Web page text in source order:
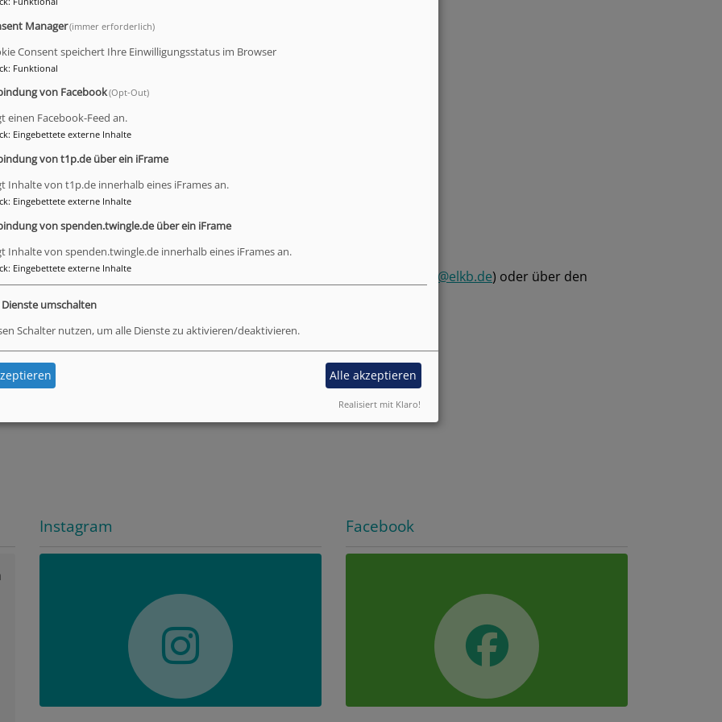
an verschiedenen Schulen)
Simon, Herma Vogel
für Sie telefonisch (Tel.: 0921 596313), per E-Mail ( mav.dek.bayreuth@elkb.de) oder über den
95444 Bayreuth) erreichbar.
vereinbart werden.
von 08:00 Uhr bis 10:30 Uhr
Instagram Facebook
Manager(immer erforderlich)
Consent speichert Ihre Einwilligungsstatus im Browser
: Funktional
von Facebook(Opt-Out)
einen Facebook-Feed an.
: Eingebettete externe Inhalte
von t1p.de über ein iFrame
Inhalte von t1p.de innerhalb eines iFrames an.
: Eingebettete externe Inhalte
von spenden.twingle.de über ein iFrame
Inhalte von spenden.twingle.de innerhalb eines iFrames an.
: Eingebettete externe Inhalte
Dienste umschalten
Schalter nutzen, um alle Dienste zu aktivieren/deaktivieren.
Alle akzeptieren
Realisiert mit Klaro!